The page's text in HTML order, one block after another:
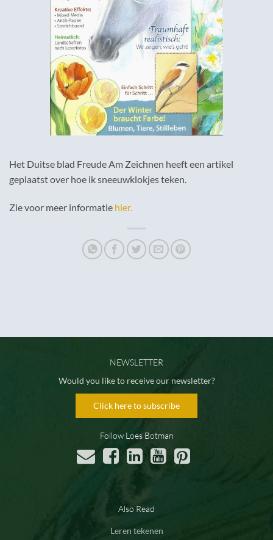
Het Duitse blad Freude Am Zeichnen heeft een artikel
geplaatst over hoe ik sneeuwklokjes teken.
Zie voor meer informatie hier.
NEWSLETTER
Would you like to receive our newsletter?
Click here to subscribe
Follow Loes Botman
Also Read
Leren tekenen